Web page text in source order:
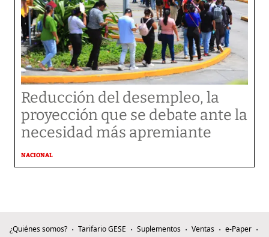
Reducción del desempleo, la
proyección que se debate ante la
necesidad más apremiante
NACIONAL
¿Quiénes somos? Tarifario GESE Suplementos Ventas
e-Paper